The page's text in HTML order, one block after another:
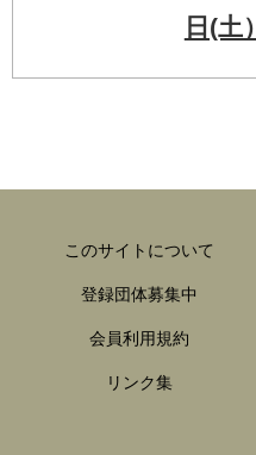
日(土）
このサイトについて
登録団体募集中
会員利用規約
リンク集